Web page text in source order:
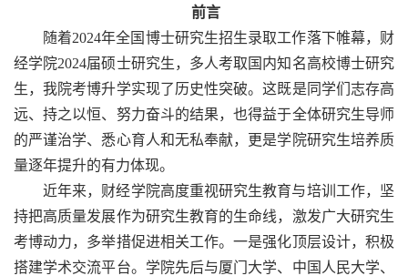
前言
随着2024年全国博士研究生招生录取工作落下帷幕，财
经学院2024届硕士研究生，多人考取国内知名高校博士研究
生，我院考博升学实现了历史性突破。这既是同学们志存高
远、持之以恒、努力奋斗的结果，也得益于全体研究生导师
的严谨治学、悉心育人和无私奉献，更是学院研究生培养质
量逐年提升的有力体现。
近年来，财经学院高度重视研究生教育与培训工作，坚
持把高质量发展作为研究生教育的生命线，激发广大研究生
考博动力，多举措促进相关工作。一是强化顶层设计，积极
搭建学术交流平台。学院先后与厦门大学、中国人民大学、